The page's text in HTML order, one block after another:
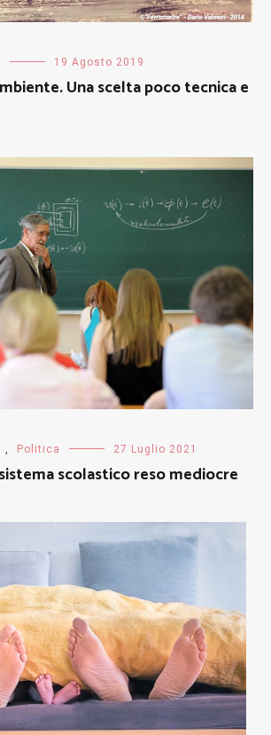
19 Agosto 2019
Una scelta poco tecnica e
, Politica 27 Luglio 2021
scolastico reso mediocre